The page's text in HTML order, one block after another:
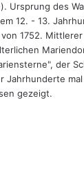
). Ursprung des
12. - 13.
1752.
der
Jahrhunderte
gezeigt.